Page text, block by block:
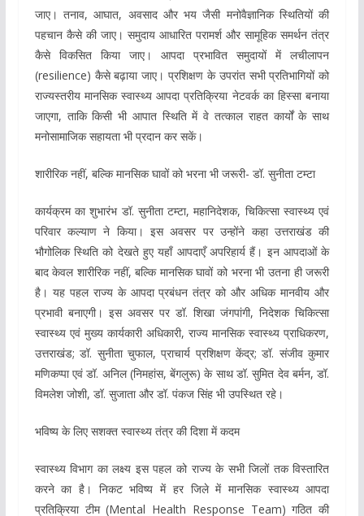
जाए। तनाव, आघात, अवसाद और भय जैसी मनोवैज्ञानिक स्थितियों की
पहचान कैसे की जाए। समुदाय आधारित परामर्श और सामूहिक समर्थन तंत्र
कैसे विकसित किया जाए। आपदा प्रभावित समुदायों में लचीलापन
(resilience) कैसे बढ़ाया जाए। प्रशिक्षण के उपरांत सभी प्रतिभागियों को
राज्यस्तरीय मानसिक स्वास्थ्य आपदा प्रतिक्रिया नेटवर्क का हिस्सा बनाया
जाएगा, ताकि किसी भी आपात स्थिति में वे तत्काल राहत कार्यों के साथ
मनोसामाजिक सहायता भी प्रदान कर सकें।
शारीरिक नहीं, बल्कि मानसिक घावों को भरना भी जरूरी- डॉ. सुनीता टम्टा
कार्यक्रम का शुभारंभ डॉ. सुनीता टम्टा, महानिदेशक, चिकित्सा स्वास्थ्य एवं
परिवार कल्याण ने किया। इस अवसर पर उन्होंने कहा उत्तराखंड की
भौगोलिक स्थिति को देखते हुए यहाँ आपदाएँ अपरिहार्य हैं। इन आपदाओं के
बाद केवल शारीरिक नहीं, बल्कि मानसिक घावों को भरना भी उतना ही जरूरी
है। यह पहल राज्य के आपदा प्रबंधन तंत्र को और अधिक मानवीय और
प्रभावी बनाएगी। इस अवसर पर डॉ. शिखा जंगपांगी, निदेशक चिकित्सा
स्वास्थ्य एवं मुख्य कार्यकारी अधिकारी, राज्य मानसिक स्वास्थ्य प्राधिकरण,
उत्तराखंड; डॉ. सुनीता चुफाल, प्राचार्य प्रशिक्षण केंद्र; डॉ. संजीव कुमार
मणिकप्पा एवं डॉ. अनिल (निमहांस, बेंगलुरू) के साथ डॉ. सुमित देव बर्मन, डॉ.
विमलेश जोशी, डॉ. सुजाता और डॉ. पंकज सिंह भी उपस्थित रहे।
भविष्य के लिए सशक्त स्वास्थ्य तंत्र की दिशा में कदम
स्वास्थ्य विभाग का लक्ष्य इस पहल को राज्य के सभी जिलों तक विस्तारित
करने का है। निकट भविष्य में हर जिले में मानसिक स्वास्थ्य आपदा
प्रतिक्रिया टीम (Mental Health Response Team) गठित की